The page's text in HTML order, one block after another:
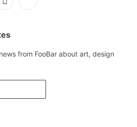
Pinterest
from FooBar about art, design